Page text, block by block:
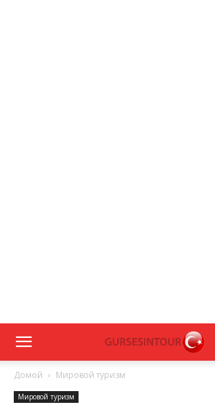
Домой Мировой туризм
Мировой туризм